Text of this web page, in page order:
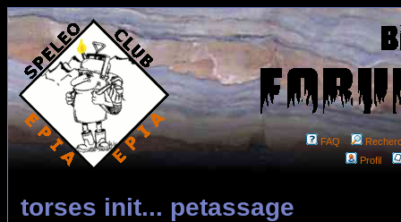
FAQ
Profil
torses init... petassage